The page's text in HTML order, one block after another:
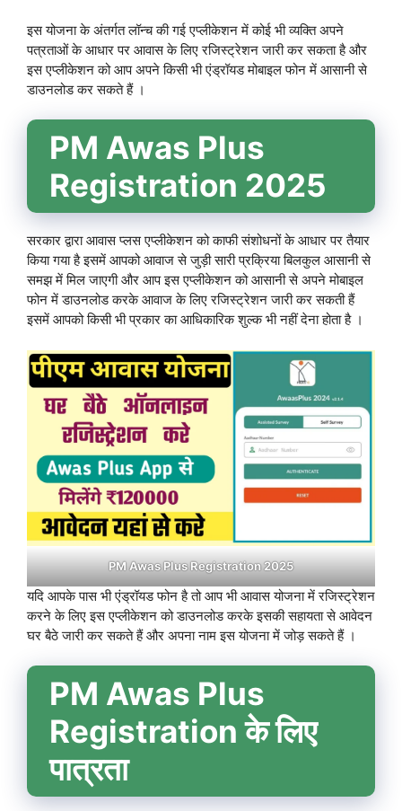
इस योजना के अंतर्गत लॉन्च की गई एप्लीकेशन में कोई भी व्यक्ति अपने
पत्रताओं के आधार पर आवास के लिए रजिस्ट्रेशन जारी कर सकता है और
इस एप्लीकेशन को आप अपने किसी भी एंड्रॉयड मोबाइल फोन में आसानी से
डाउनलोड कर सकते हैं ।
PM Awas Plus
Registration 2025
सरकार द्वारा आवास प्लस एप्लीकेशन को काफी संशोधनों के आधार पर तैयार
किया गया है इसमें आपको आवाज से जुड़ी सारी प्रक्रिया बिलकुल आसानी से
समझ में मिल जाएगी और आप इस एप्लीकेशन को आसानी से अपने मोबाइल
फोन में डाउनलोड करके आवाज के लिए रजिस्ट्रेशन जारी कर सकती हैं
इसमें आपको किसी भी प्रकार का आधिकारिक शुल्क भी नहीं देना होता है ।
PM Awas Plus Registration 2025
यदि आपके पास भी एंड्रॉयड फोन है तो आप भी आवास योजना में रजिस्ट्रेशन
करने के लिए इस एप्लीकेशन को डाउनलोड करके इसकी सहायता से आवेदन
घर बैठे जारी कर सकते हैं और अपना नाम इस योजना में जोड़ सकते हैं ।
PM Awas Plus
Registration के लिए
पात्रता